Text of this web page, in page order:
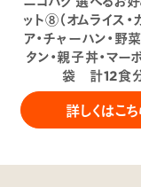
ット⑧（オムライス・
ア・チャーハン・野
タン・親子丼・マー
袋 計12食分
詳しくはこち